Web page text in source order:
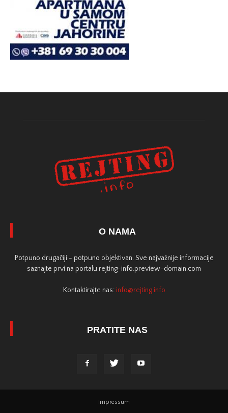
O NAMA
Potpuno drugačiji - potpuno objektivan. Sve najvažnije informacije
saznajte prvi na portalu rejting-info.preview-domain.com
Kontaktirajte nas: info@rejting.info
PRATITE NAS
Impressum